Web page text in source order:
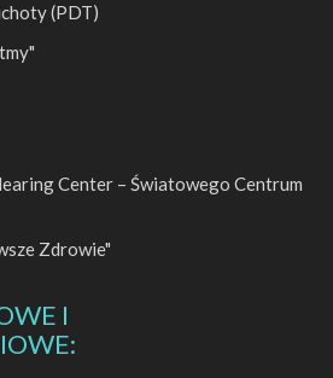
(PDT)
Center – Światowego Centrum
Zdrowie"
I